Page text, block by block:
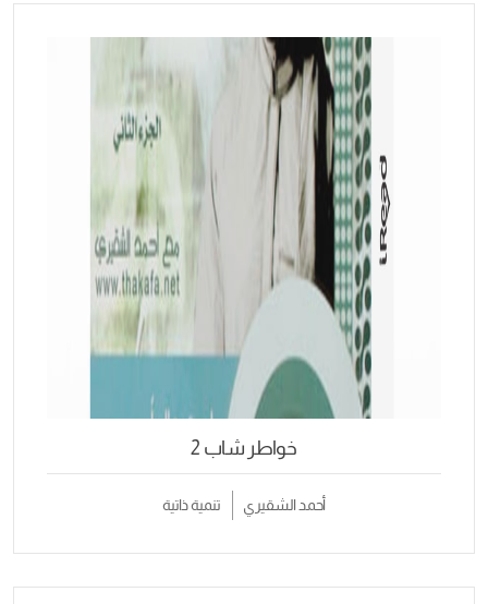
خواطر شاب 2
أحمد الشقيري تنمية ذاتية